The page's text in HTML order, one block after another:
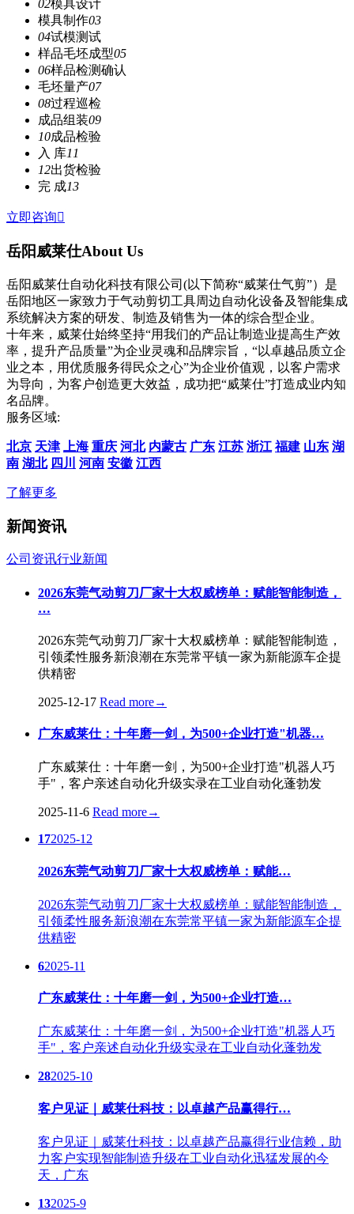
02模具设计
模具制作03
04试模测试
样品毛坯成型05
06样品检测确认
毛坯量产07
08过程巡检
成品组装09
10成品检验
入 库11
12出货检验
完 成13
立即咨询
岳阳威莱仕About Us
岳阳威莱仕自动化科技有限公司(以下简称“威莱仕气剪”）是
岳阳地区一家致力于气动剪切工具周边自动化设备及智能集成
系统解决方案的研发、制造及销售为一体的综合型企业。
十年来，威莱仕始终坚持“用我们的产品让制造业提高生产效
率，提升产品质量”为企业灵魂和品牌宗旨，“以卓越品质立企
业之本，用优质服务得民众之心”为企业价值观，以客户需求
为导向，为客户创造更大效益，成功把“威莱仕”打造成业内知
名品牌。
服务区域:
北京 天津 上海 重庆 河北 内蒙古 广东 江苏 浙江 福建 山东 湖
南 湖北 四川 河南 安徽 江西
了解更多
新闻资讯
公司资讯行业新闻
2026东莞气动剪刀厂家十大权威榜单：赋能智能制造，
…
2026东莞气动剪刀厂家十大权威榜单：赋能智能制造，
引领柔性服务新浪潮在东莞常平镇一家为新能源车企提
供精密
2025-12-17 Read more→
广东威莱仕：十年磨一剑，为500+企业打造"机器…
广东威莱仕：十年磨一剑，为500+企业打造"机器人巧
手"，客户亲述自动化升级实录在工业自动化蓬勃发
2025-11-6 Read more→
172025-12
2026东莞气动剪刀厂家十大权威榜单：赋能…
2026东莞气动剪刀厂家十大权威榜单：赋能智能制造，
引领柔性服务新浪潮在东莞常平镇一家为新能源车企提
供精密
62025-11
广东威莱仕：十年磨一剑，为500+企业打造…
广东威莱仕：十年磨一剑，为500+企业打造"机器人巧
手"，客户亲述自动化升级实录在工业自动化蓬勃发
282025-10
客户见证｜威莱仕科技：以卓越产品赢得行…
客户见证｜威莱仕科技：以卓越产品赢得行业信赖，助
力客户实现智能制造升级在工业自动化迅猛发展的今
天，广东
132025-9